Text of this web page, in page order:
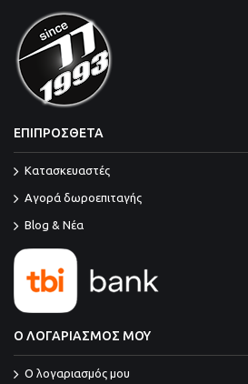
ΕΠΙΠΡΟΣΘΕΤΑ
Κατασκευαστές
Αγορά δωροεπιταγής
Blog & Νέα
Ο ΛΟΓΑΡΙΑΣΜΟΣ ΜΟΥ
O λογαριασμός μου